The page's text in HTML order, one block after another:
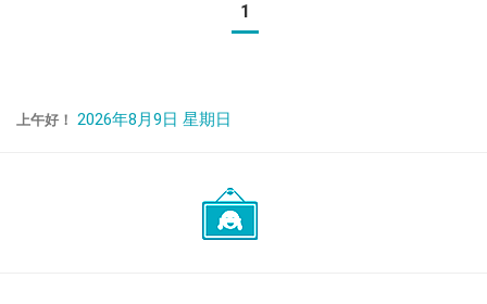
1
上午好！ 2026年8月9日 星期日